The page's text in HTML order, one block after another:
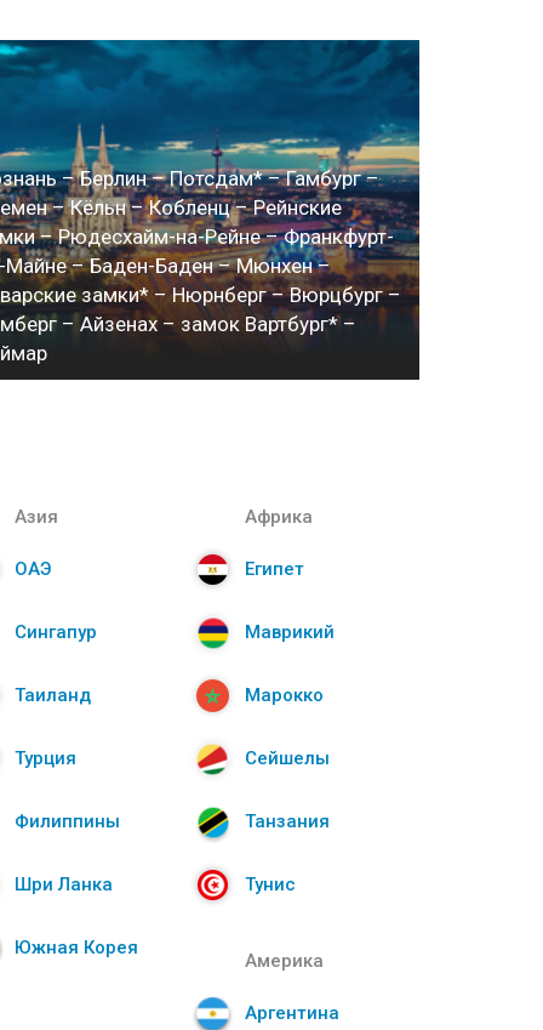
– Берлин – Потсдам* – Гамбург –
– Кёльн – Кобленц – Рейнские
– Рюдесхайм-на-Рейне – Франкфурт-
Майне – Баден-Баден – Мюнхен –
замки* – Нюрнберг – Вюрцбург –
– Айзенах – замок Вартбург* –
Азия
ОАЭ
Сингапур
Таиланд
Турция
Филиппины
Шри Ланка
Южная Корея
Африка
Египет
Маврикий
Марокко
Сейшелы
Танзания
Тунис
Америка
Аргентина